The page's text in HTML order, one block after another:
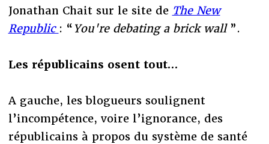
Jonathan Chait sur le site de The New
Republic : “ You're debating a brick wall ”.
Les républicains osent tout…
A gauche, les blogueurs soulignent
l’incompétence, voire l’ignorance, des
républicains à propos du système de santé